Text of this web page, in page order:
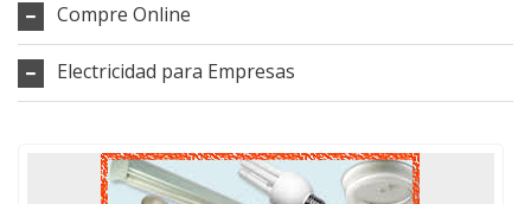
Compre Online
Electricidad para Empresas